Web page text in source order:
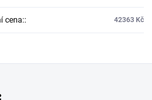
cena:: 42363 Kč